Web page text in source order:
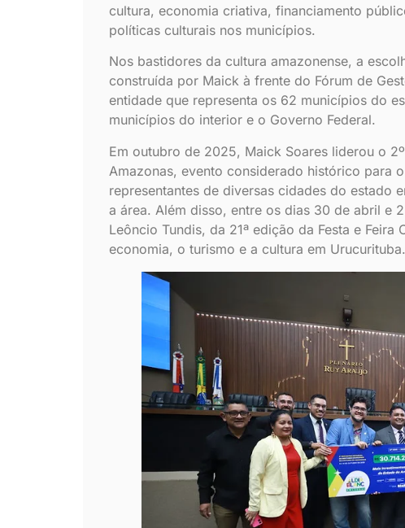
cultura, economia criativa, financiamento
políticas culturais nos municípios.
Nos bastidores da cultura amazonense, a
construída por Maick à frente do Fórum de
entidade que representa os 62 municípios do
municípios do interior e o Governo Federal.
Em outubro de 2025, Maick Soares liderou o
Amazonas, evento considerado histórico para
representantes de diversas cidades do estado
a área. Além disso, entre os dias 30 de abril e
Leôncio Tundis, da 21ª edição da Festa e
economia, o turismo e a cultura em Urucurituba.